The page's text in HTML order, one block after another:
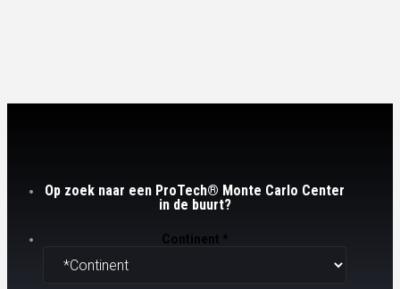
Op zoek naar een ProTech® Monte Carlo Center
in de buurt?
Continent *